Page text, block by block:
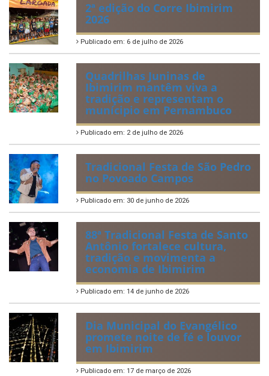
2ª edição do Corre Ibimirim
2026
Publicado em: 6 de julho de 2026
Quadrilhas Juninas de
Ibimirim mantêm viva a
tradição e representam o
munícipio em Pernambuco
Publicado em: 2 de julho de 2026
Tradicional Festa de São Pedro
no Povoado Campos
Publicado em: 30 de junho de 2026
88ª Tradicional Festa de Santo
Antônio fortalece cultura,
tradição e movimenta a
economia de Ibimirim
Publicado em: 14 de junho de 2026
Dia Municipal do Evangélico
promete noite de fé e louvor
em Ibimirim
Publicado em: 17 de março de 2026